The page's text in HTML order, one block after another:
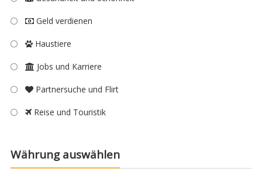
Geld verdienen
Haustiere
Jobs und Karriere
Partnersuche und Flirt
Reise und Touristik
Währung auswählen